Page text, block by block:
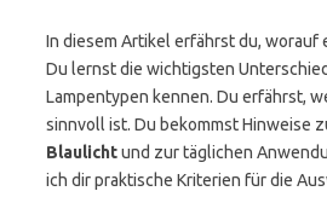
In diesem Artikel erfährst du, worauf
Du lernst die wichtigsten
Lampentypen kennen. Du erfährst,
sinnvoll ist. Du bekommst Hinweise
Blaulichtund zur täglichen
ich dir praktische Kriterien für die